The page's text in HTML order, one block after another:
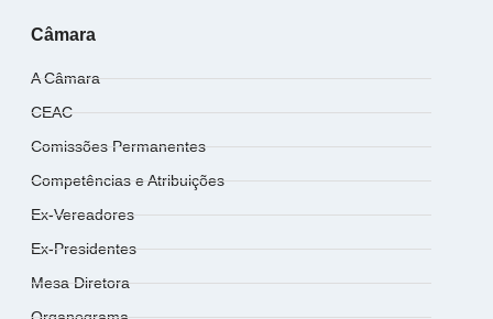
Câmara
A Câmara
CEAC
Comissões Permanentes
Competências e Atribuições
Ex-Vereadores
Ex-Presidentes
Mesa Diretora